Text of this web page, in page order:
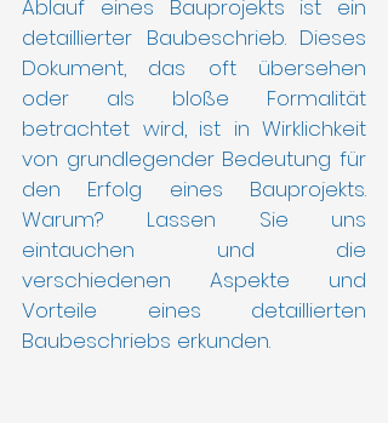
Ablauf eines Bauprojekts ist ein
detaillierter Baubeschrieb. Dieses
Dokument, das oft übersehen
oder als bloße Formalität
betrachtet wird, ist in Wirklichkeit
von grundlegender Bedeutung für
den Erfolg eines Bauprojekts.
Warum? Lassen Sie uns
eintauchen und die
verschiedenen Aspekte und
Vorteile eines detaillierten
Baubeschriebs erkunden.